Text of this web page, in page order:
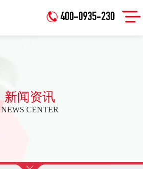
400-0935-230
新闻资讯
NEWS CENTER